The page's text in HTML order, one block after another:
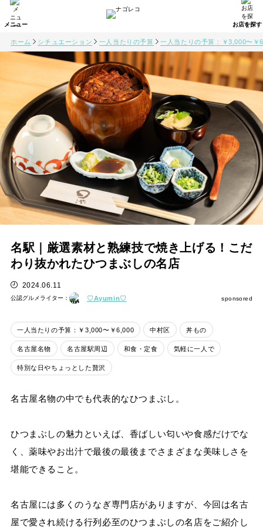
ホーム シチュエーション 一人当たりの予算 一人当たりの予算：￥3,000〜￥
名駅｜厳選素材と熟練技で焼き上げる！こだ
わり抜かれたひつまぶしの名店
2024.06.11
公認グルメライター： ♡Ayumin♡ sponsored
一人当たりの予算：￥3,000〜￥6,000 中村区 丼もの
名古屋名物 名古屋駅周辺 和食・定食 気軽に一人で
特別な日やちょっとした贅沢
名古屋名物の中でも代表的なひつまぶし。
ひつまぶしの魅力といえば、香ばしい匂いや食感だけでな
く、薬味やお出汁で最後の最後までさまざまな美味しさを
堪能できること。
名古屋には多くのうなぎ専門店がありますが、今回は名古
屋で愛され続ける行列必至のひつまぶしの名店をご紹介し